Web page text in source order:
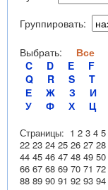
Группировать:
Выбрать: Все
C
D E F
Q
R S T
Е
Ж З И
У
Ф Х Ц
Страницы: 1 2 3 4 5
22 23 24 25 26 27 28
44 45 46 47 48 49 50
66 67 68 69 70 71 72
88 89 90 91 92 93 94